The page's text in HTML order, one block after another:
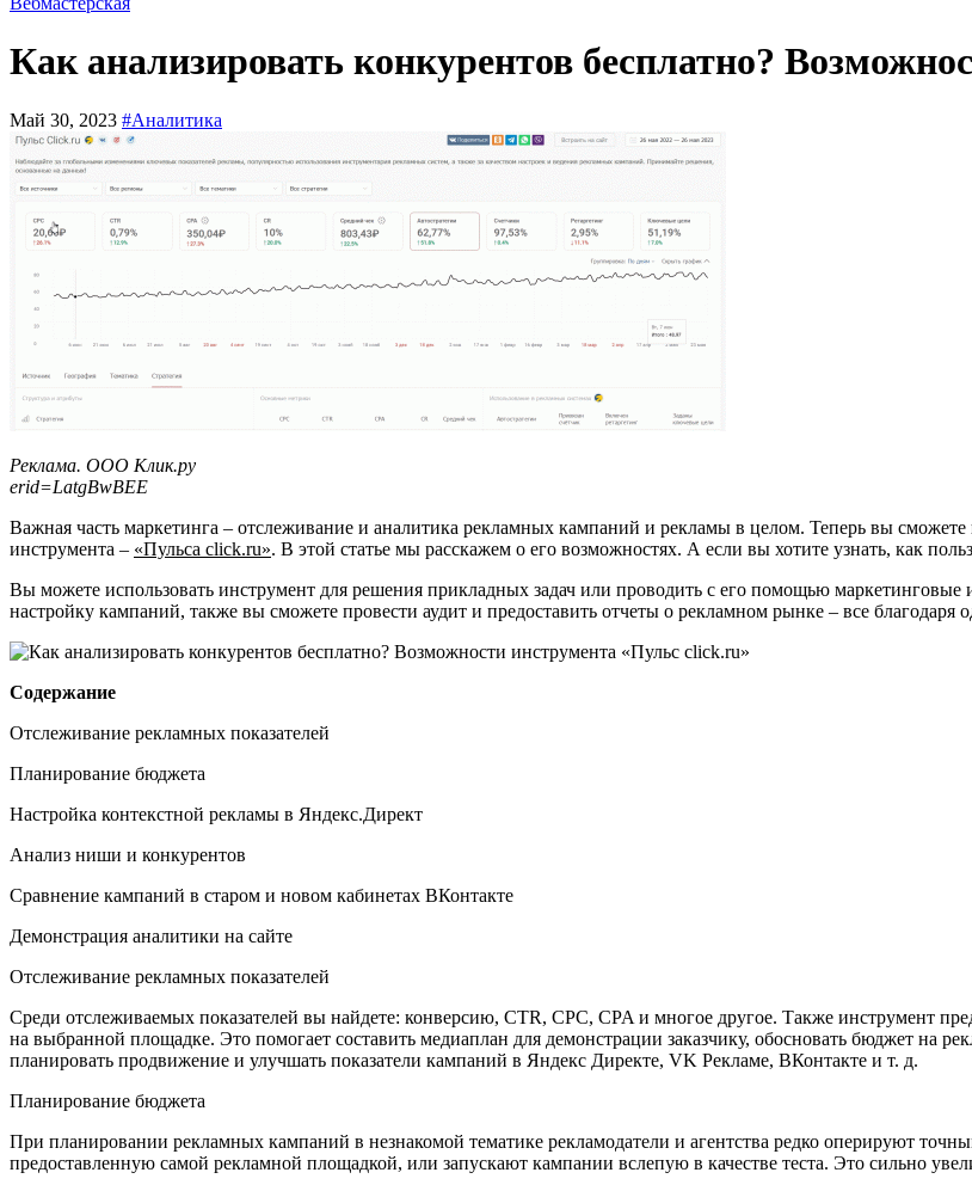
Как анализировать конкурентов бесплатно?
Май 30, 2023 #Аналитика
Реклама. ООО Клик.ру
erid=LatgBwBEE
Важная часть маркетинга – отслеживание и аналитика рекламных кампаний и рекламы в целом. Теперь вы
инструмента – «Пульса click.ru». В этой статье мы расскажем о его возможностях. А если вы хотите узнать, как
Вы можете использовать инструмент для решения прикладных задач или проводить с его помощью
настройку кампаний, также вы сможете провести аудит и предоставить отчеты о рекламном рынке – все
Содержание
Отслеживание рекламных показателей
Планирование бюджета
Настройка контекстной рекламы в Яндекс.Директ
Анализ ниши и конкурентов
Сравнение кампаний в старом и новом кабинетах ВКонтакте
Демонстрация аналитики на сайте
Отслеживание рекламных показателей
Среди отслеживаемых показателей вы найдете: конверсию, CTR, CPC, CPA и многое другое. Также инструмент
на выбранной площадке. Это помогает составить медиаплан для демонстрации заказчику, обосновать бюджет на
планировать продвижение и улучшать показатели кампаний в Яндекс Директе, VK Рекламе, ВКонтакте и т. д.
Планирование бюджета
При планировании рекламных кампаний в незнакомой тематике рекламодатели и агентства редко оперируют
предоставленную самой рекламной площадкой, или запускают кампании вслепую в качестве теста. Это сильно